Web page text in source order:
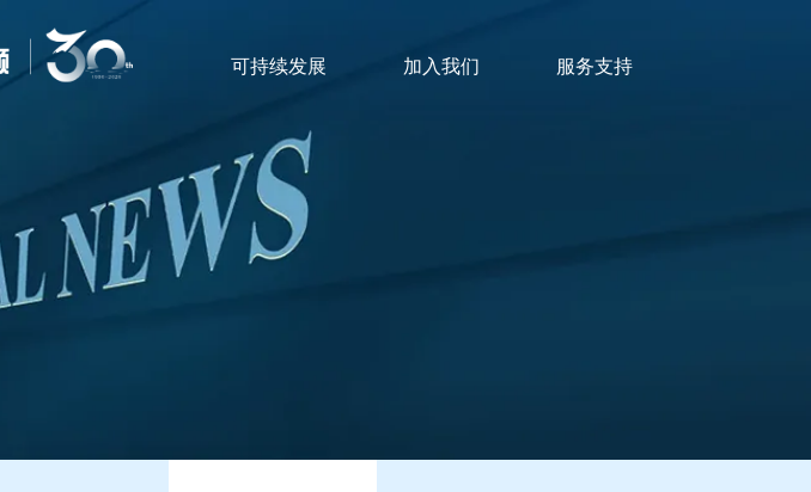
可持续发展 加入我们 服务支持